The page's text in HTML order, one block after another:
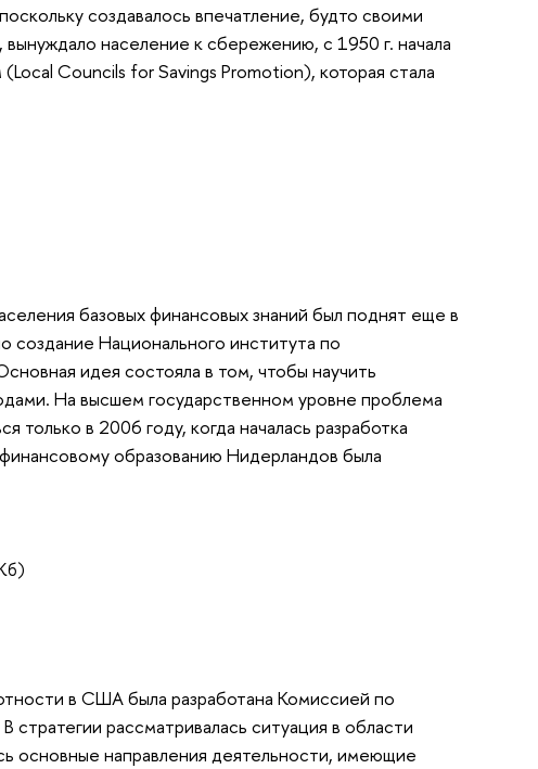
создавалось впечатление, будто своими
население к сбережению, с 1950 г. начала
Councils for Savings Promotion), которая стала
базовых финансовых знаний был поднят еще в
создание Национального института по
идея состояла в том, чтобы научить
На высшем государственном уровне проблема
только в 2006 году, когда началась разработка
образованию Нидерландов была
в США была разработана Комиссией по
рассматривалась ситуация в области
основные направления деятельности, имеющие